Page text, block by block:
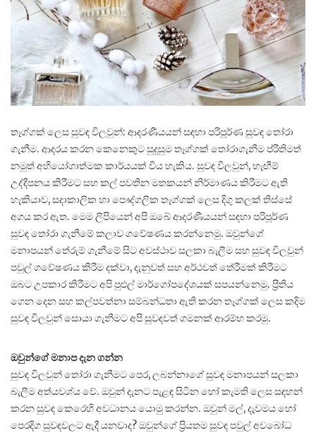
තෑග්ගක් ලෙස සුවඳ විලවුන්: ආදරණීයයන් සඳහා පරිපූර්ණ සුවඳ තෝරා
ගැනීම. ආදරය කරන කෙනෙකුට සුදුසුම තෑග්ගක් තෝරාගැනීම ප්රීතිමත්
නමුත් අභියෝගාත්මක කාර්යයක් විය හැකිය. සුවඳ විලවුන්, හැඟීම්
උද්දීපනය කිරීමට සහ කල් පවතින මතකයන් නිර්මාණය කිරීමට ඇති
හැකියාව, සදාකාලික හා පෞද්ගලික තෑග්ගක් ලෙස දිගු කලක් තිස්සේ
අගය කර ඇත. මෙම ලිපියෙන් අපි ඔබේ ආදරණීයයන් සඳහා පරිපූර්ණ
සුවඳ තෝරා ගැනීමේ කලාව ගවේෂණය කරන්නෙමු. ඔවුන්ගේ
මනාපයන් තේරුම් ගැනීමේ සිට අවස්ථාව සලකා බැලීම සහ සුවඳ විලවුන්
පවුල් ගවේෂණය කිරීම දක්වා, දැනුවත් සහ අර්ථවත් තේරීමක් කිරීමට
ඔබට උපකාර කිරීමට අපි පුළුල් මාර්ගෝපදේශයක් සපයන්නෙමු. ප්‍රීතිය
ගෙන දෙන සහ කල්පවත්නා සම්බන්ධතා ඇති කරන තෑග්ගක් ලෙස කදිම
සුවඳ විලවුන් සොයා ගැනීමට අපි සුවඳවත් ගමනක් ආරම්භ කරමු.
ඔවුන්ගේ මනාප දැන ගන්න
සුවඳ විලවුන් තෝරා ගැනීමට පෙර, ලබන්නාගේ සුවඳ මනාපයන් සලකා
බැලීම අත්යවශ්ය වේ. ඔවුන් දැනට පැළඳ සිටින හෝ කැමති ලෙස සඳහන්
කරන සුවඳ කෙරෙහි අවධානය යොමු කරන්න. ඔවුන් මල්, දැවමය හෝ
පෙරදිග සුවඳවලට ඇදී යනවාද? ඔවුන්ගේ ප්‍රියතම සුවඳ පවුල් අවබෝධ